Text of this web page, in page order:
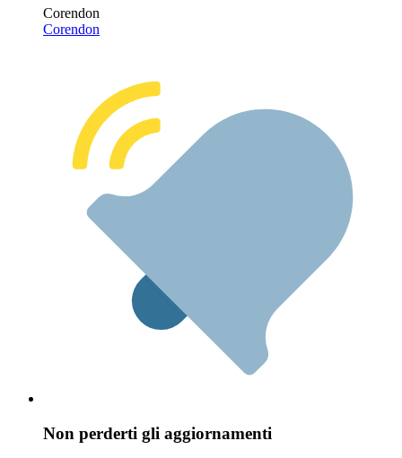
Corendon
Corendon
Non perderti gli aggiornamenti